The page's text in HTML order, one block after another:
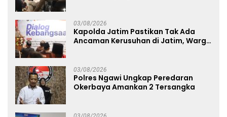
03/08/2026
Kapolda Jatim Pastikan Tak Ada
Ancaman Kerusuhan di Jatim, Warga
03/08/2026
Polres Ngawi Ungkap Peredaran
Okerbaya Amankan 2 Tersangka